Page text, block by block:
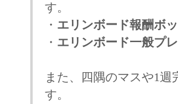
す。
・ エリンボード報酬ボ
・ エリンボード一般プ
また、四隅のマスや1
す。